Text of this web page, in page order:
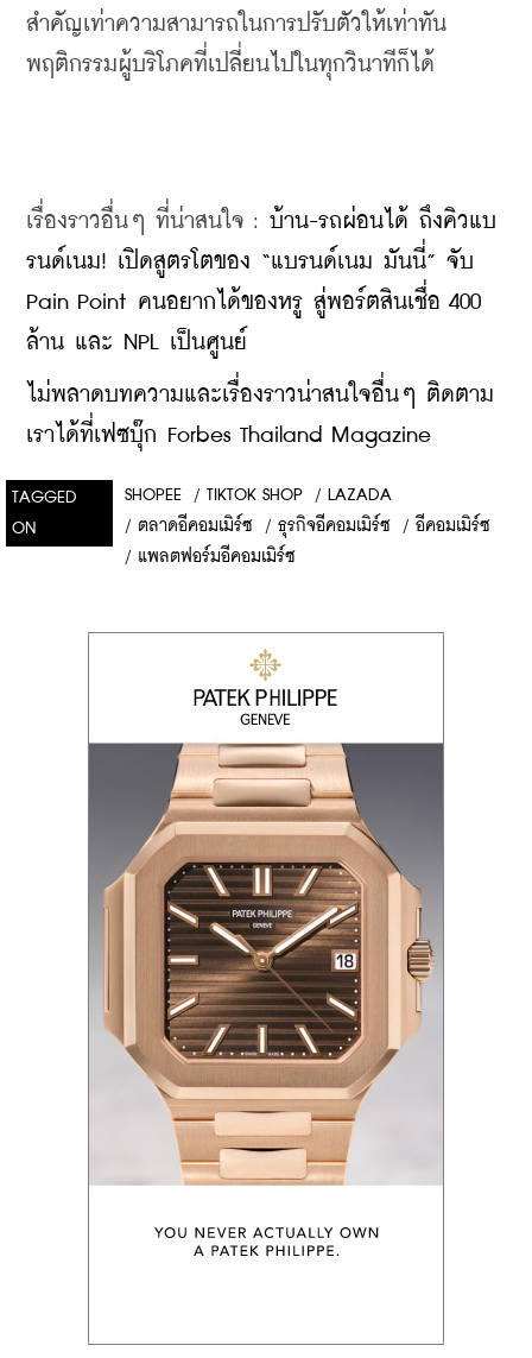
สำคัญเท่าความสามารถในการปรับตัวให้เท่าทัน
พฤติกรรมผู้บริโภคที่เปลี่ยนไปในทุกวินาทีก็ได้
เรื่องราวอื่นๆ ที่น่าสนใจ : บ้าน-รถผ่อนได้ ถึงคิวแบ
รนด์เนม! เปิดสูตรโตของ “แบรนด์เนม มันนี่” จับ
Pain Point คนอยากได้ของหรู สู่พอร์ตสินเชื่อ 400
ล้าน และ NPL เป็นศูนย์
​ไม่พลาดบทความและเรื่องราวน่าสนใจอื่นๆ ติดตาม
เราได้ที่เฟซบุ๊ก Forbes Thailand Magazine
TAGGED
ON
SHOPEE / TIKTOK SHOP / LAZADA
/ ตลาดอีคอมเมิร์ซ / ธุรกิจอีคอมเมิร์ซ / อีคอมเมิร์ซ
/ แพลตฟอร์มอีคอมเมิร์ซ